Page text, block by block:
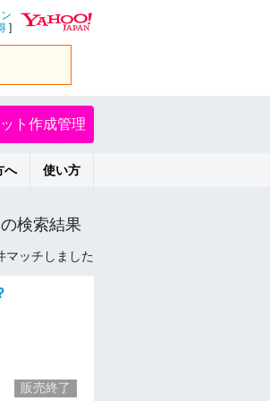
]
ト作成管理
へ 使い方
の検索結果
マッチしました
販売終了